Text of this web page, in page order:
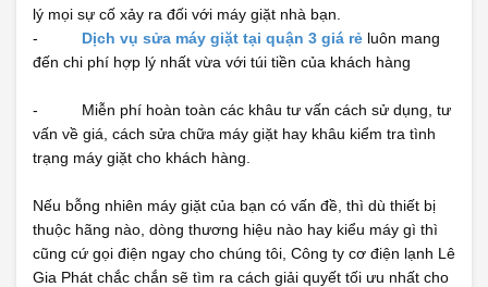
lý mọi sự cố xảy ra đối với máy giặt nhà bạn.
- Dịch vụ sửa máy giặt tại quận 3 giá rẻ luôn mang
đến chi phí hợp lý nhất vừa với túi tiền của khách hàng
- Miễn phí hoàn toàn các khâu tư vấn cách sử dụng, tư
vấn về giá, cách sửa chữa máy giặt hay khâu kiểm tra tình
trạng máy giặt cho khách hàng.
Nếu bỗng nhiên máy giặt của bạn có vấn đề, thì dù thiết bị
thuộc hãng nào, dòng thương hiệu nào hay kiểu máy gì thì
cũng cứ gọi điện ngay cho chúng tôi, Công ty cơ điện lạnh Lê
Gia Phát chắc chắn sẽ tìm ra cách giải quyết tối ưu nhất cho